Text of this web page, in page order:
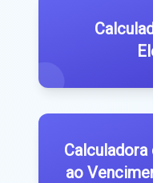
Calculadora
ao